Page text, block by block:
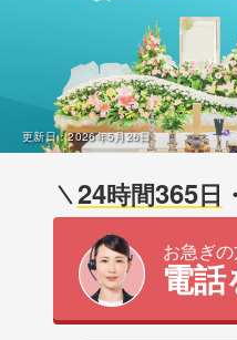
更新日：2026年5月26日
24時間365日
お急ぎ
電